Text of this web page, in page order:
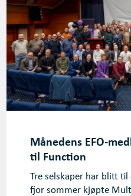
Månedens EFO-
til Function
Tre selskaper har blitt
fjor sommer kjøpte